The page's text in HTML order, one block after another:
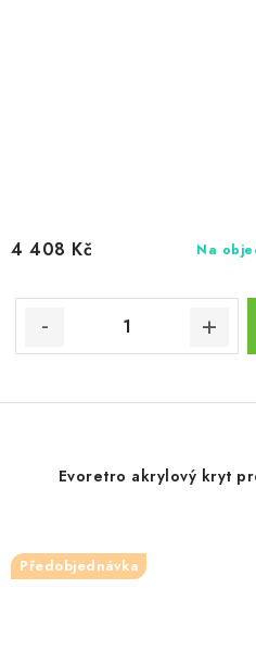
Na
4 408 Kč
Evoretro akrylový kryt
Předobjednávka